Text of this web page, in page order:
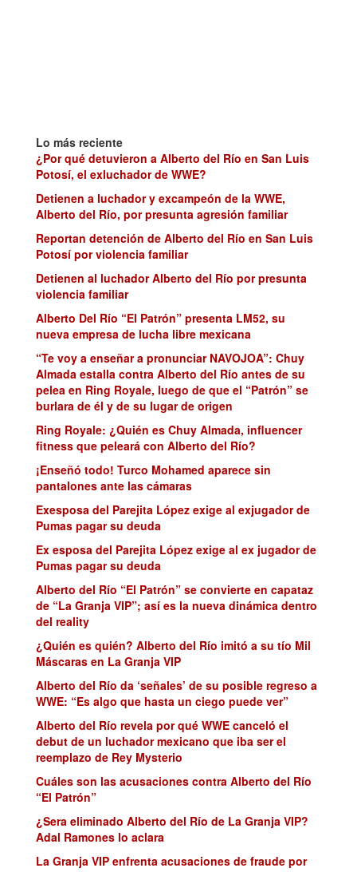
Lo más reciente
¿Por qué detuvieron a Alberto del Río en San Luis
Potosí, el exluchador de WWE?
Detienen a luchador y excampeón de la WWE,
Alberto del Río, por presunta agresión familiar
Reportan detención de Alberto del Río en San Luis
Potosí por violencia familiar
Detienen al luchador Alberto del Río por presunta
violencia familiar
Alberto Del Río “El Patrón” presenta LM52, su
nueva empresa de lucha libre mexicana
“Te voy a enseñar a pronunciar NAVOJOA”: Chuy
Almada estalla contra Alberto del Río antes de su
pelea en Ring Royale, luego de que el “Patrón” se
burlara de él y de su lugar de origen
Ring Royale: ¿Quién es Chuy Almada, influencer
fitness que peleará con Alberto del Río?
¡Enseñó todo! Turco Mohamed aparece sin
pantalones ante las cámaras
Exesposa del Parejita López exige al exjugador de
Pumas pagar su deuda
Ex esposa del Parejita López exige al ex jugador de
Pumas pagar su deuda
Alberto del Río “El Patrón” se convierte en capataz
de “La Granja VIP”; así es la nueva dinámica dentro
del reality
¿Quién es quién? Alberto del Río imitó a su tío Mil
Máscaras en La Granja VIP
Alberto del Río da ‘señales’ de su posible regreso a
WWE: “Es algo que hasta un ciego puede ver”
Alberto del Río revela por qué WWE canceló el
debut de un luchador mexicano que iba ser el
reemplazo de Rey Mysterio
Cuáles son las acusaciones contra Alberto del Río
“El Patrón”
¿Sera eliminado Alberto del Río de La Granja VIP?
Adal Ramones lo aclara
La Granja VIP enfrenta acusaciones de fraude por